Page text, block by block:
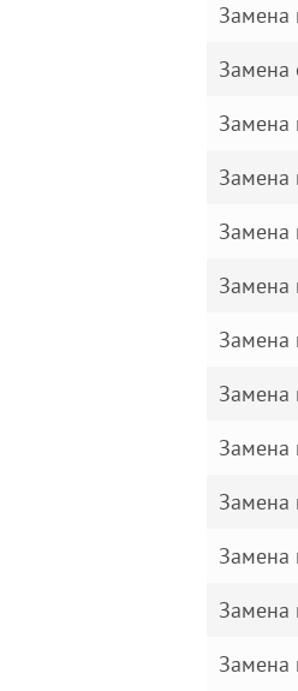
Замена
Замена
Замена
Замена
Замена
Замена
Замена
Замена
Замена
Замена
Замена
Замена
Замена